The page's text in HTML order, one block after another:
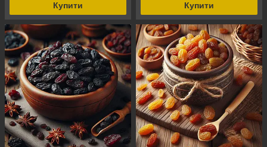
Купити Купити